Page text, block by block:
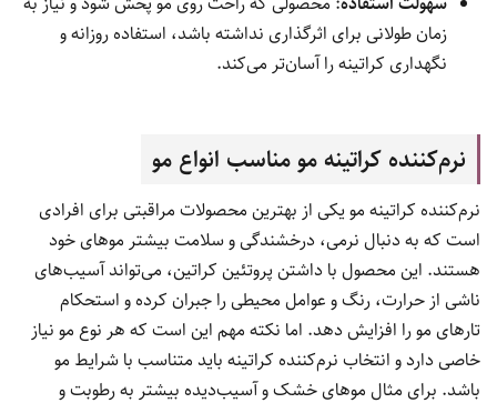
زمان طولانی برای اثرگذاری نداشته باشد، استفاده روزانه و
نگهداری کراتینه را آسان‌تر می‌کند.
نرم‌کننده کراتینه مو مناسب انواع مو
نرم‌کننده کراتینه مو یکی از بهترین محصولات مراقبتی برای افرادی
است که به دنبال نرمی، درخشندگی و سلامت بیشتر موهای خود
هستند. این محصول با داشتن پروتئین کراتین، می‌تواند آسیب‌های
ناشی از حرارت، رنگ و عوامل محیطی را جبران کرده و استحکام
تارهای مو را افزایش دهد. اما نکته مهم این است که هر نوع مو نیاز
خاصی دارد و انتخاب نرم‌کننده کراتینه باید متناسب با شرایط مو
باشد. برای مثال موهای خشک و آسیب‌دیده بیشتر به رطوبت و